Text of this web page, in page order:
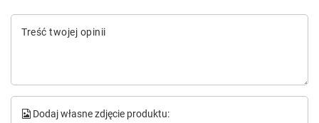
Treść twojej opinii
Dodaj własne zdjęcie produktu: